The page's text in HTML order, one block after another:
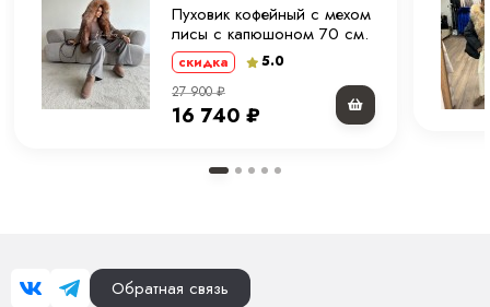
Пуховик кофейный с мехом
лисы с капюшоном 70 см.
ХМ
скидка
5.0
27 900₽
16 740 ₽
Обратная связь